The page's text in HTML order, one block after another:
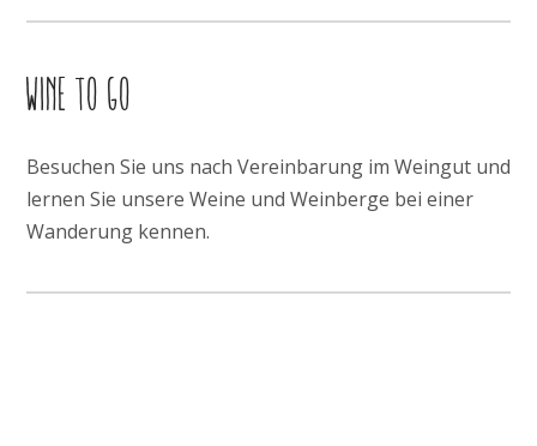
WINE TO GO
Besuchen Sie uns nach Vereinbarung im Weingut und
lernen Sie unsere Weine und Weinberge bei einer
Wanderung kennen.